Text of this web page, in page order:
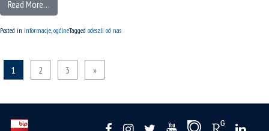
Read More…
Posted in informacje ogólneTagged odeszli od nas
1 2 3 »